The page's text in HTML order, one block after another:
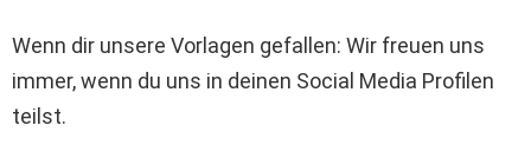
Wenn dir unsere Vorlagen gefallen: Wir freuen uns
immer, wenn du uns in deinen Social Media Profilen
teilst.